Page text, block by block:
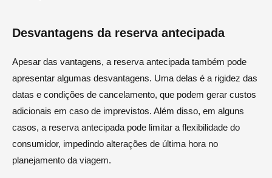
Desvantagens da reserva antecipada
Apesar das vantagens, a reserva antecipada também pode
apresentar algumas desvantagens. Uma delas é a rigidez das
datas e condições de cancelamento, que podem gerar custos
adicionais em caso de imprevistos. Além disso, em alguns
casos, a reserva antecipada pode limitar a flexibilidade do
consumidor, impedindo alterações de última hora no
planejamento da viagem.